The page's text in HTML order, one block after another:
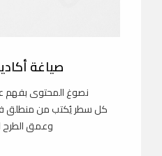
صياغة
نصوغ المحتوى بفهم
كل سطر يُكتب من منطلق
وعمق الطرح